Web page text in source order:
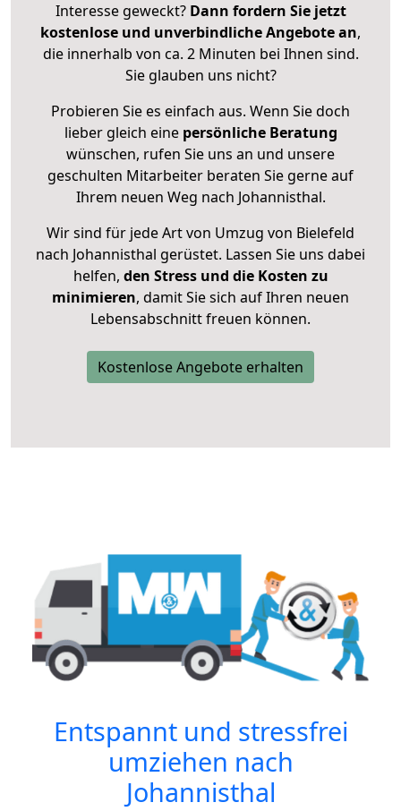
Interesse geweckt? Dann fordern Sie jetzt
kostenlose und unverbindliche Angebote an,
die innerhalb von ca. 2 Minuten bei Ihnen sind.
Sie glauben uns nicht?
Probieren Sie es einfach aus. Wenn Sie doch
lieber gleich eine persönliche Beratung
wünschen, rufen Sie uns an und unsere
geschulten Mitarbeiter beraten Sie gerne auf
Ihrem neuen Weg nach Johannisthal.
Wir sind für jede Art von Umzug von Bielefeld
nach Johannisthal gerüstet. Lassen Sie uns dabei
helfen, den Stress und die Kosten zu
minimieren, damit Sie sich auf Ihren neuen
Lebensabschnitt freuen können.
Kostenlose Angebote erhalten
Entspannt und stressfrei
umziehen nach
Johannisthal